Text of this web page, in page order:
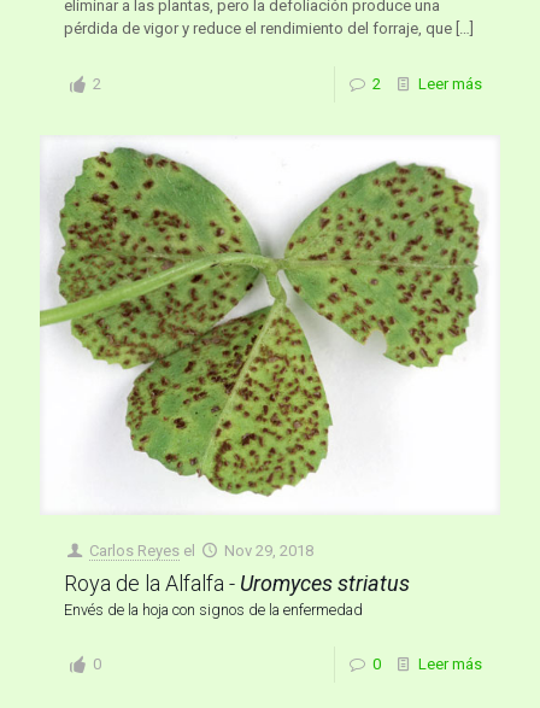
eliminar a las plantas, pero la defoliación produce una
pérdida de vigor y reduce el rendimiento del forraje, que […]
2 2 Leer más
Carlos Reyes el Nov 29, 2018
Roya de la Alfalfa - Uromyces striatus
Envés de la hoja con signos de la enfermedad
0 0 Leer más